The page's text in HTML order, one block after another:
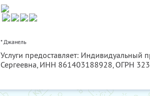
* Джанель
Услуги предоставляет: Индивидуальный
Сергеевна, ИНН 861403188928, ОГРН